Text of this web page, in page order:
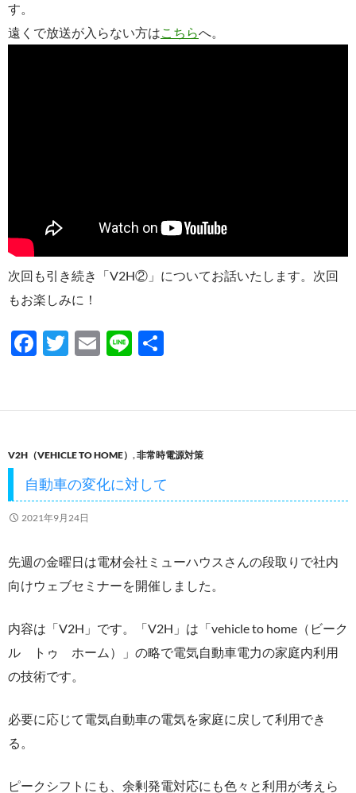
す。
遠くで放送が入らない方はこちらへ。
次回も引き続き「V2H②」についてお話いたします。次回
もお楽しみに！
F
b
o
o
k
T
er
E
Li
V2H（VEHICLE TO HOME） ,非常時電源対策
自動車の変化に対して
2021年9月24日
先週の金曜日は電材会社ミューハウスさんの段取りで社内
向けウェブセミナーを開催しました。
内容は「V2H」です。「V2H」は「vehicle to home（ビーク
ル トゥ ホーム）」の略で電気自動車電力の家庭内利用
の技術です。
必要に応じて電気自動車の電気を家庭に戻して利用でき
る。
ピークシフトにも、余剰発電対応にも色々と利用が考えら